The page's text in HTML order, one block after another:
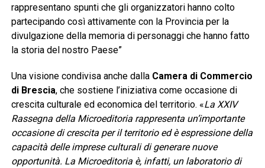
rappresentano spunti che gli organizzatori hanno colto
partecipando così attivamente con la Provincia per la
divulgazione della memoria di personaggi che hanno fatto
la storia del nostro Paese”
Una visione condivisa anche dalla Camera di Commercio
di Brescia, che sostiene l’iniziativa come occasione di
crescita culturale ed economica del territorio. «La XXIV
Rassegna della Microeditoria rappresenta un’importante
occasione di crescita per il territorio ed è espressione della
capacità delle imprese culturali di generare nuove
opportunità. La Microeditoria è, infatti, un laboratorio di